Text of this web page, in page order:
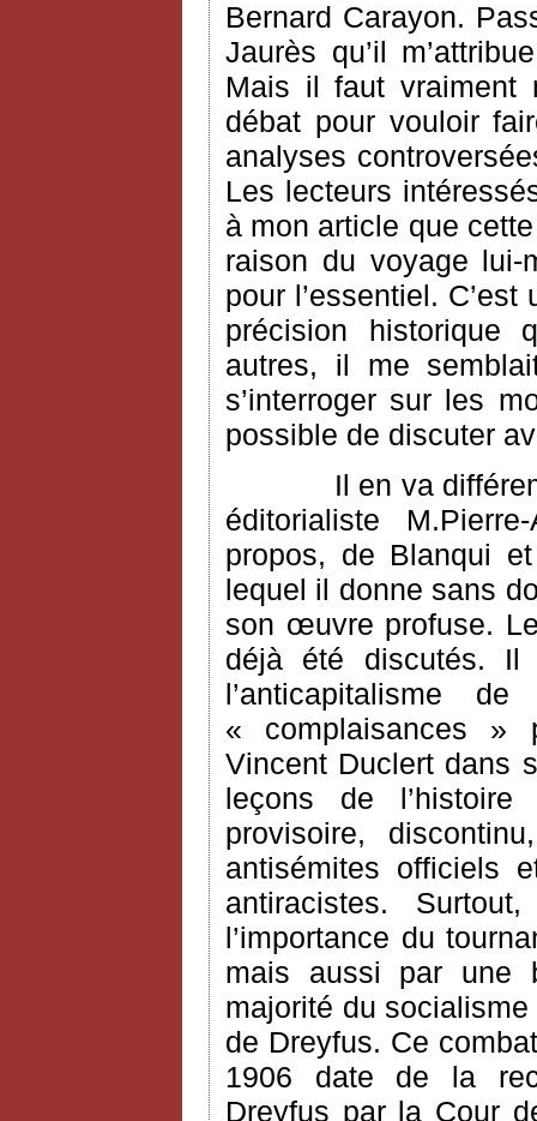
Bernard Carayon.
Jaurès qu’il
Mais il faut vraiment
débat pour vouloir
analyses
Les lecteurs
à mon article que
raison du voyage
pour l’essentiel.
précision historique
autres, il me
s’interroger sur les
possible de discuter
Il en va
éditorialiste
propos, de Blanqui
lequel il donne sans
son œuvre profuse.
déjà été discutés. Il
l’anticapitalisme
« complaisances »
Vincent Duclert dans
leçons de
provisoire,
antisémites officiels
antiracistes.
l’importance du
mais aussi par une
majorité du
de Dreyfus. Ce
1906 date de la
Dreyfus par la Cour